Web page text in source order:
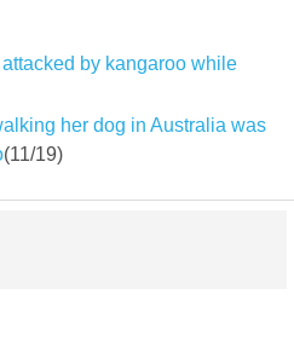
by kangaroo while
her dog in Australia was
(11/19)